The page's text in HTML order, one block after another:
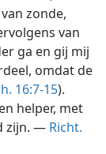
zonde,
van
ga en gij mij
omdat de
16:7-15).
helper, met
zijn. — Richt.